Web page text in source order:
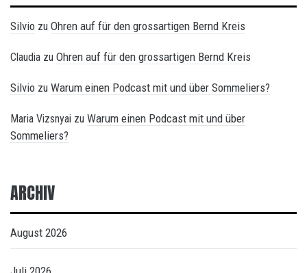
Silvio zu Ohren auf für den grossartigen Bernd Kreis
Claudia zu Ohren auf für den grossartigen Bernd Kreis
Silvio zu Warum einen Podcast mit und über Sommeliers?
Maria Vizsnyai zu Warum einen Podcast mit und über
Sommeliers?
ARCHIV
August 2026